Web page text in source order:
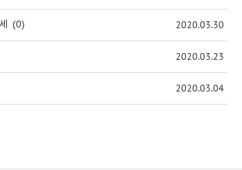
(0) 2020.03.30
2020.03.23
2020.03.04